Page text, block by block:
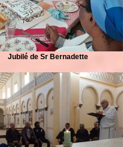
Jubilé de Sr Bernadette